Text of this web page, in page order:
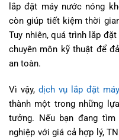
lắp đặt máy nước nóng
còn giúp tiết kiệm thời
Tuy nhiên, quá trình lắp
chuyên môn kỹ thuật để
an toàn.
Vì vậy,dịch vụ lắp đặt
thành một trong những
tưởng. Nếu bạn đang
nghiệp với giá cả hợp lý,